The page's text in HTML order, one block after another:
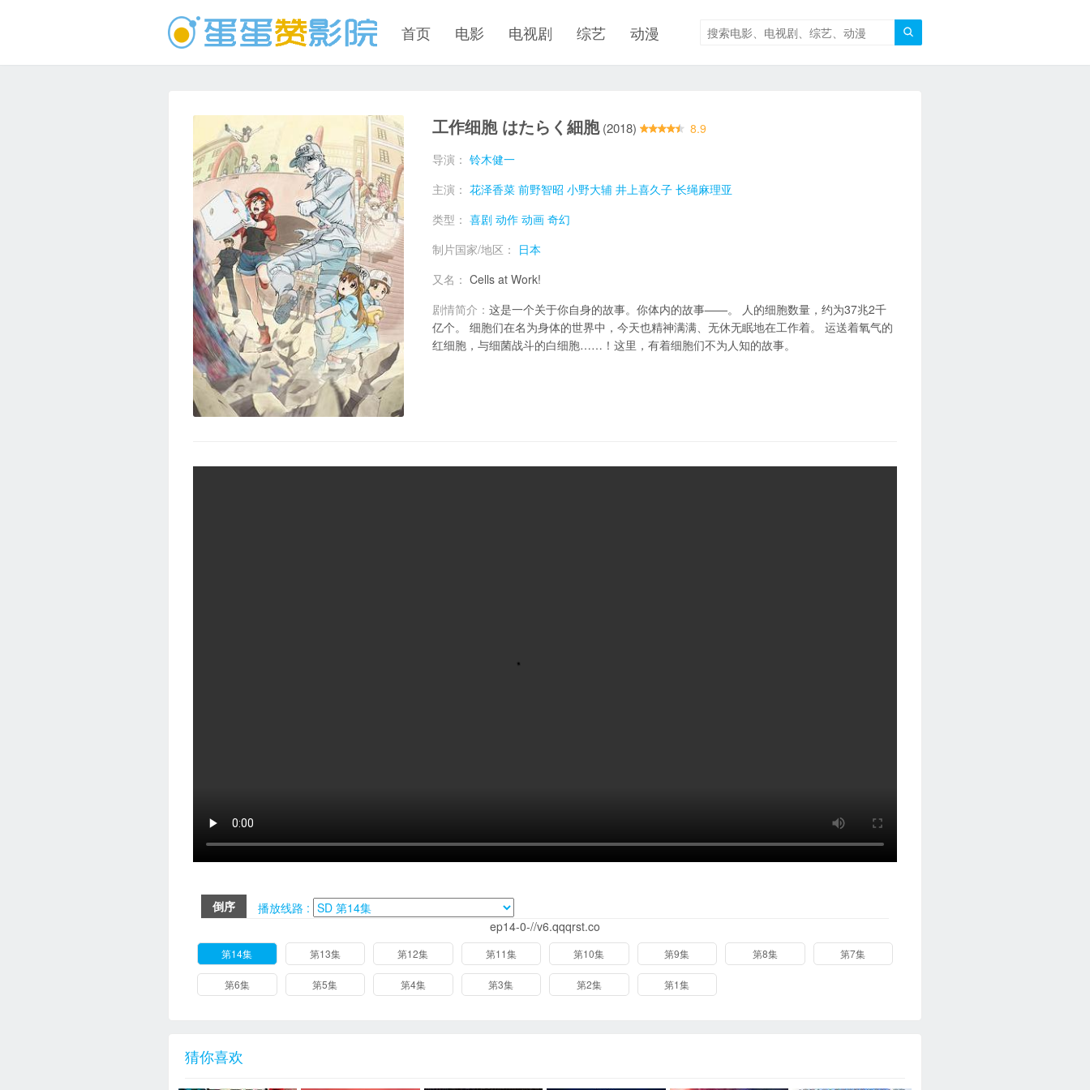

首页 电影 电视剧 综艺 动漫
工作细胞 はたらく細胞 (2018)
8.9
导演： 铃木健一
主演： 花泽香菜 前野智昭 小野大辅 井上喜久子 长绳麻理亚
类型： 喜剧 动作 动画 奇幻
制片国家/地区： 日本
又名： Cells at Work!
剧情简介： 这是一个关于你自身的故事。你体内的故事——。 人的细胞数量，约为37兆2千
亿个。 细胞们在名为身体的世界中，今天也精神满满、无休无眠地在工作着。 运送着氧气的
红细胞，与细菌战斗的白细胞……！这里，有着细胞们不为人知的故事。
倒序
播放线路 :
ep14-0-//v6.qqqrst.co
第14集 第13集 第12集 第11集 第10集 第9集 第8集 第7集
第6集 第5集 第4集 第3集 第2集 第1集
猜你喜欢